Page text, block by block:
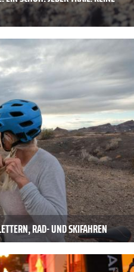
RAD- UND SKIFAHREN